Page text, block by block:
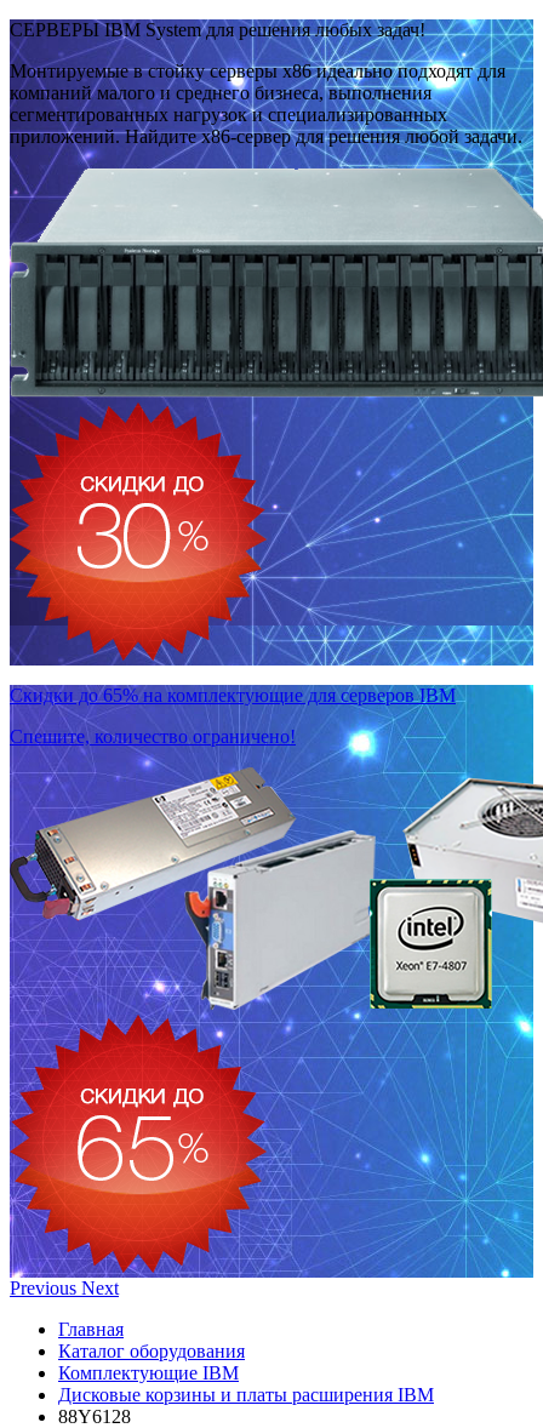
СЕРВЕРЫ IBM System для решения любых задач!
Монтируемые в стойку серверы x86 идеально подходят для
компаний малого и среднего бизнеса, выполнения
сегментированных нагрузок и специализированных
приложений. Найдите x86-сервер для решения любой задачи.
Скидки до 65% на комплектующие для серверов IBM
Спешите, количество ограничено!
Previous Next
Главная
Каталог оборудования
Комплектующие IBM
Дисковые корзины и платы расширения IBM
88Y6128